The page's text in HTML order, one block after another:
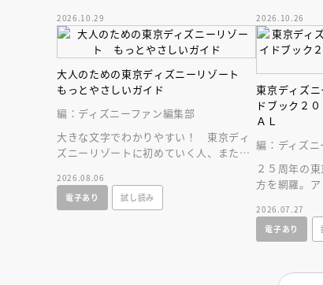
2026.10.29
新情報をお
2026.10.26
大人のための東京ディズニーリゾート
もっとやさしいガイド
編：ディズニーファン編集部
大きな文字でわかりやすい！ 東京ディ
ズニーリゾートに初めていく人、または
ブック。
2026.08.06
電子あり
試し読み
東京ディズ
ドブック２
ＡＬ
編：ディズ
２５周年の
方を網羅。
すいマップ
2026.07.27
電子あり